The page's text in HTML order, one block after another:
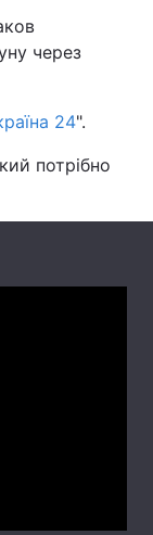
через
24".
потрібно